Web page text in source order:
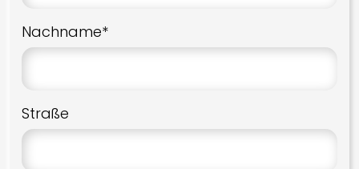
Nachname*
Straße